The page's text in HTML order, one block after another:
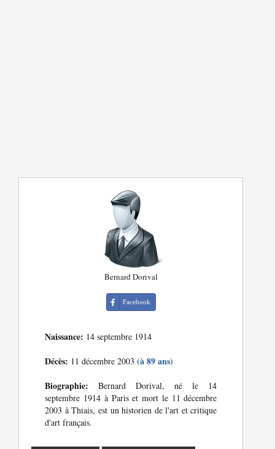
Bernard Dorival
Facebook
Naissance: 14 septembre 1914
Décès: 11 décembre 2003(à 89 ans)
Biographie: Bernard Dorival, né le 14
septembre 1914 à Paris et mort le 11 décembre
2003 à Thiais, est un historien de l'art et critique
d'art français.